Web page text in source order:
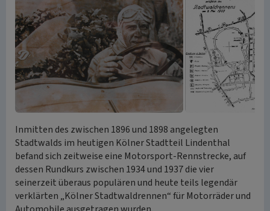
Inmitten des zwischen 1896 und 1898 angelegten
Stadtwalds im heutigen Kölner Stadtteil Lindenthal
befand sich zeitweise eine Motorsport-Rennstrecke, auf
dessen Rundkurs zwischen 1934 und 1937 die vier
seinerzeit überaus populären und heute teils legendär
verklärten „Kölner Stadtwaldrennen“ für Motorräder und